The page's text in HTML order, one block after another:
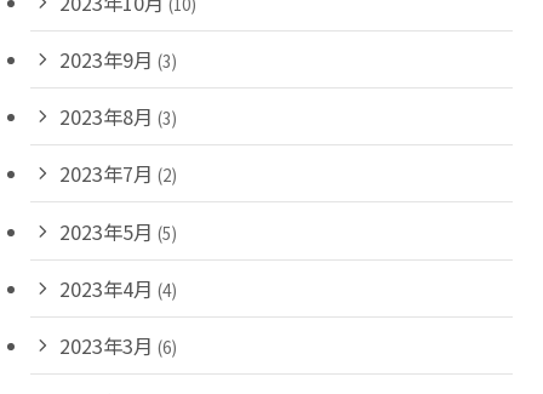
2023年9月 (3)
2023年8月 (3)
2023年7月 (2)
2023年5月 (5)
2023年4月 (4)
2023年3月 (6)